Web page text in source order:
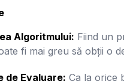
Algoritmului: Fiind un
fi mai greu să obții o
de Evaluare: Ca la orice